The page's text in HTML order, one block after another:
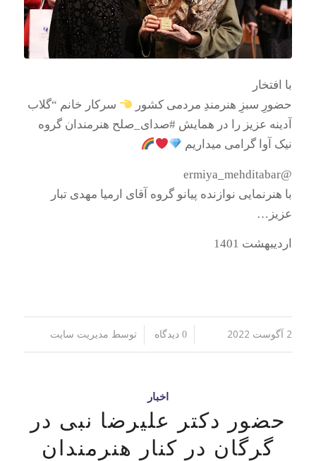
با افتخار
حضورِ سبزِ هنرمندِ مردمی کشور
سرکار خانم “گلاب
آدینه عزیز را در همایش #صدای_صلح هنرمندان گروه
نیک آوا گرامی میداریم
@ermiya_mehditabar
با هنرنمایی نوازنده پیانو گروه آقای ارمیا مهدی تبار
عزیز…
اردیبهشت 1401
2 آگوست 2022 / 0 دیدگاه توسط مدیریت سایت
اخبار
حضور دکتر علیرضا نبی در
گرگان در کنار هنرمندان